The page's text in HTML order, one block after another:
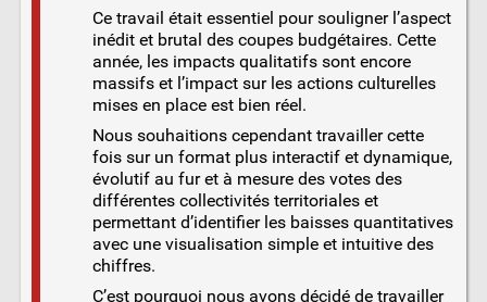
Ce travail était essentiel pour souligner l’aspect
inédit et brutal des coupes budgétaires. Cette
année, les impacts qualitatifs sont encore
massifs et l’impact sur les actions culturelles
mises en place est bien réel.
Nous souhaitions cependant travailler cette
fois sur un format plus interactif et dynamique,
évolutif au fur et à mesure des votes des
différentes collectivités territoriales et
permettant d’identifier les baisses quantitatives
avec une visualisation simple et intuitive des
chiffres.
C’est pourquoi nous avons décidé de travailler